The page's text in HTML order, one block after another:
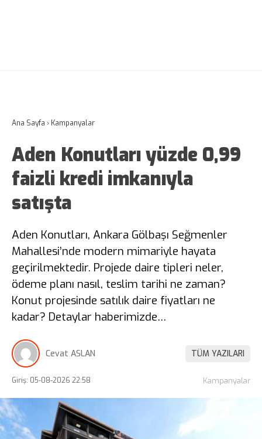
Ana Sayfa › Kampanyalar
Aden Konutları yüzde 0,99
faizli kredi imkanıyla
satışta
Aden Konutları, Ankara Gölbaşı Seğmenler
Mahallesi’nde modern mimariyle hayata
geçirilmektedir. Projede daire tipleri neler,
ödeme planı nasıl, teslim tarihi ne zaman?
Konut projesinde satılık daire fiyatları ne
kadar? Detaylar haberimizde…
Cevat ASLAN TÜM YAZILARI
Giriş: 05-08-2026 22:58 Kampanyalar